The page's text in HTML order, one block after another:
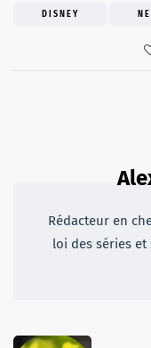
DISNEY
Rédacteur en
loi des séries